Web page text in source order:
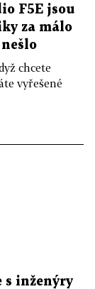
F5E jsou
za málo
chcete
vyřešené
s inženýry